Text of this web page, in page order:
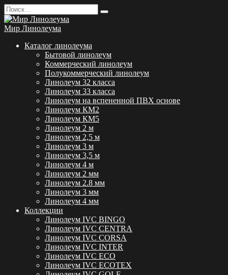
Перейти
к
содержанию
Search
for:
Мир Линолеума
Каталог линолеума
Бытовой линолеум
Коммерческий линолеум
Полукоммерческий линолеум
Линолеум 32 класса
Линолеум 33 класса
Линолеум на вспененной ПВХ основе
Линолеум КМ2
Линолеум КМ5
Линолеум 2 м
Линолеум 2,5 м
Линолеум 3 м
Линолеум 3,5 м
Линолеум 4 м
Линолеум 2 мм
Линолеум 2.8 мм
Линолеум 3 мм
Линолеум 4 мм
Коллекции
Линолеум IVC BINGO
Линолеум IVC CENTRA
Линолеум IVC CORSA
Линолеум IVC INTER
Линолеум IVC ECO
Линолеум IVC ECOTEX